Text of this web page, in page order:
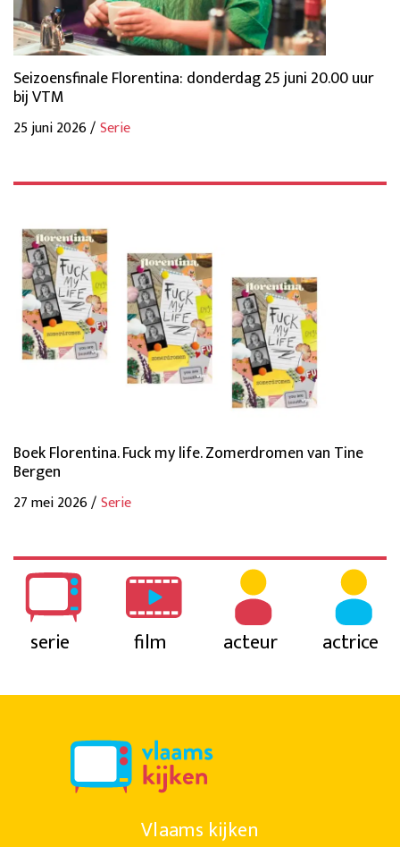
Seizoensfinale Florentina: donderdag 25 juni 20.00 uur
bij VTM
25 juni 2026 /Serie
Boek Florentina. Fuck my life. Zomerdromen van Tine
Bergen
27 mei 2026 /Serie
serie film acteur actrice
Vlaams kijken